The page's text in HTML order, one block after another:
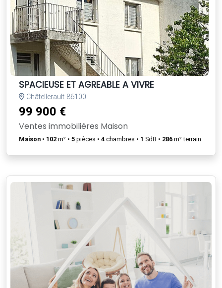
SPACIEUSE ET AGREABLE A VIVRE
Châtellerault 86100
99 900 €
Ventes immobilières Maison
Maison • 102 m² • 5 pièces • 4 chambres • 1 SdB • 286 m² terrain